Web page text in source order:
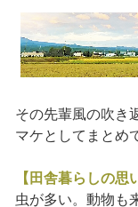
その先輩風の吹き
マケとしてまとめ
【田舎暮らしの思
虫が多い。動物も